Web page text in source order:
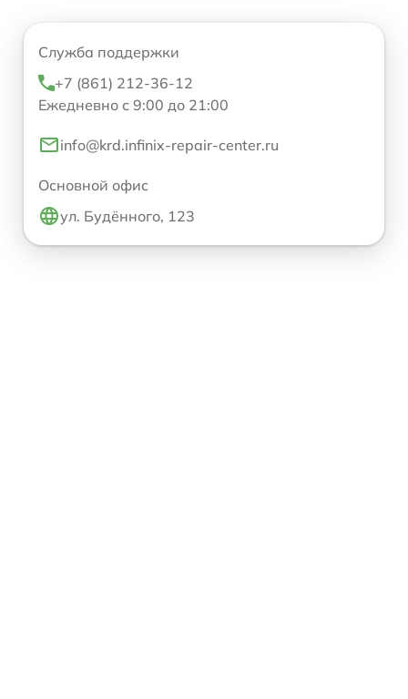
Служба поддержки
+7 (861) 212-36-12
Ежедневно с 9:00 до 21:00
info@krd.infinix-repair-center.ru
Основной офис
ул. Будённого, 123